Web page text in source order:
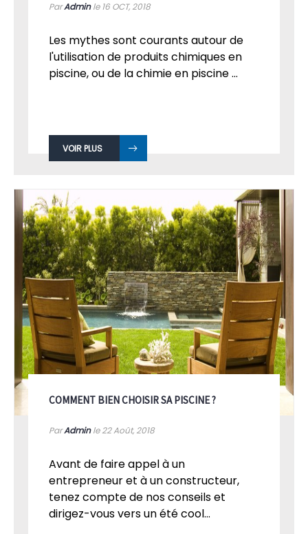
ParAdminle 16 OCT, 2018
Les mythes sont courants autour de
l'utilisation de produits chimiques en
piscine, ou de la chimie en piscine ...
VOIR PLUS
COMMENT BIEN CHOISIR SA PISCINE ?
ParAdminle 22Août, 2018
Avant de faire appel à un
entrepreneur et à un constructeur,
tenez compte de nos conseils et
dirigez-vous vers un été cool...